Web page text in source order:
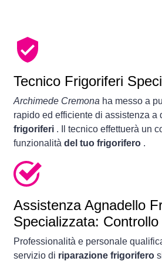
Tecnico Frigoriferi
Archimede Cremona ha messo a
rapido ed efficiente di assistenza a
frigoriferi . Il tecnico effettuerà un
funzionalità del tuo frigorifero .
Assistenza Agnadello
Specializzata:
Professionalità e personale
servizio di riparazione frigorifero